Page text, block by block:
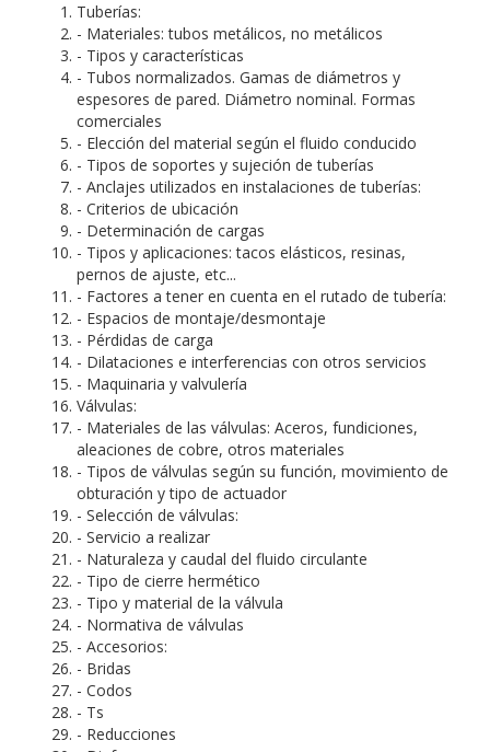
Tuberías:
- Materiales: tubos metálicos, no metálicos
- Tipos y características
- Tubos normalizados. Gamas de diámetros y
espesores de pared. Diámetro nominal. Formas
comerciales
- Elección del material según el fluido conducido
- Tipos de soportes y sujeción de tuberías
- Anclajes utilizados en instalaciones de tuberías:
- Criterios de ubicación
- Determinación de cargas
- Tipos y aplicaciones: tacos elásticos, resinas,
pernos de ajuste, etc...
- Factores a tener en cuenta en el rutado de tubería:
- Espacios de montaje/desmontaje
- Pérdidas de carga
- Dilataciones e interferencias con otros servicios
- Maquinaria y valvulería
Válvulas:
- Materiales de las válvulas: Aceros, fundiciones,
aleaciones de cobre, otros materiales
- Tipos de válvulas según su función, movimiento de
obturación y tipo de actuador
- Selección de válvulas:
- Servicio a realizar
- Naturaleza y caudal del fluido circulante
- Tipo de cierre hermético
- Tipo y material de la válvula
- Normativa de válvulas
- Accesorios:
- Bridas
- Codos
- Ts
- Reducciones